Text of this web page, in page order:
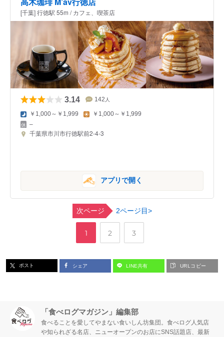
[千葉] 行徳駅 55m / カフェ、喫茶店
3.14 142 人
￥1,000～￥1,999 ￥1,000～￥1,999
–
千葉県市川市行徳駅前2-4-3
アプリで開く
次ページ 2ページ目>
ペ
ジ
1
,
ペ
ジ
2
,
ペ
ジ
3
ポスト シェア LINE共有 URLコピー
「食べログマガジン」編集部
食べることを愛してやまない食いしん坊集団。食べログ人気店
や知られざる名店、ニューオープンのお店にSNS話題店、最新